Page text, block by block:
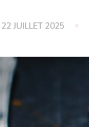
22 JUILLET 2025